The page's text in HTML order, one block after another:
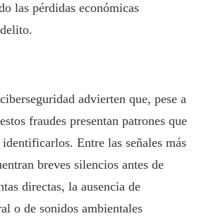
las pérdidas económicas
advierten que, pese a
fraudes presentan patrones que
Entre las señales más
breves silencios antes de
directas, la ausencia de
o de sonidos ambientales